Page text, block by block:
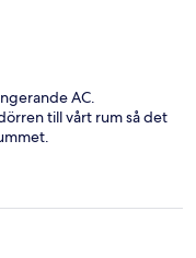
AC.
till vårt rum så det